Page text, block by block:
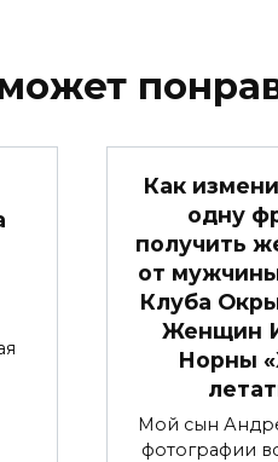
Как
одну
получить
от
Клуба
Женщин
Норны
Мой сын
фотографии